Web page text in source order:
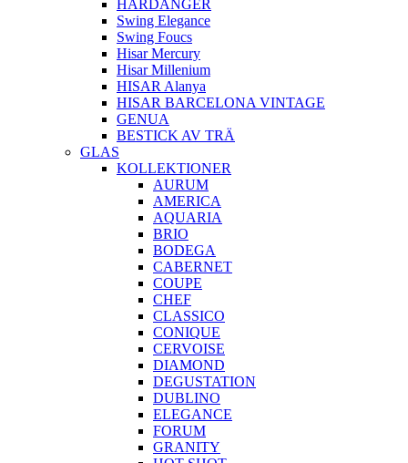
HARDANGER
Swing Elegance
Swing Foucs
Hisar Mercury
Hisar Millenium
HISAR Alanya
HISAR BARCELONA VINTAGE
GENUA
BESTICK AV TRÄ
GLAS
KOLLEKTIONER
AURUM
AMERICA
AQUARIA
BRIO
BODEGA
CABERNET
COUPE
CHEF
CLASSICO
CONIQUE
CERVOISE
DIAMOND
DEGUSTATION
DUBLINO
ELEGANCE
FORUM
GRANITY